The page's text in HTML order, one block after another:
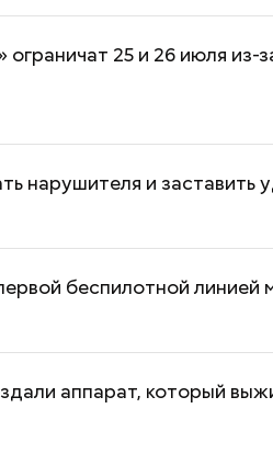
25 и 26 июля из-
нарушителя и заставить
беспилотной линией
аппарат, который